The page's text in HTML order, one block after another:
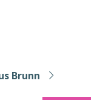
Brunn